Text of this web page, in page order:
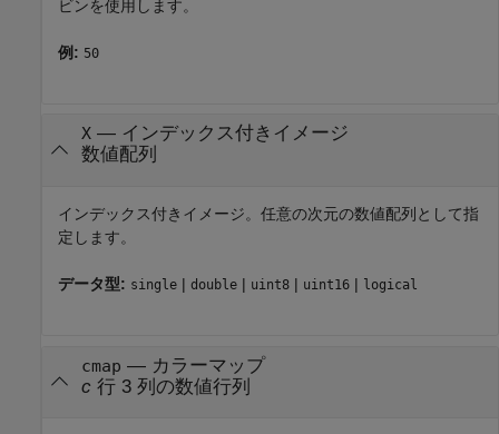
ビンを使用します。
例: 50
X— インデックス付きイメージ
数値配列
インデックス付きイメージ。任意の次元の数値配列として指
定します。
データ型: single | double | uint8 | uint16 | logical
cmap — カラーマップ
c 行 3 列の数値行列